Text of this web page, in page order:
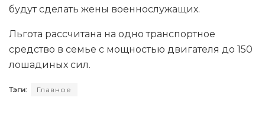
будут сделать жены военнослужащих.
Льгота рассчитана на одно транспортное
средство в семье с мощностью двигателя до 150
лошадиных сил.
Тэги: Главное